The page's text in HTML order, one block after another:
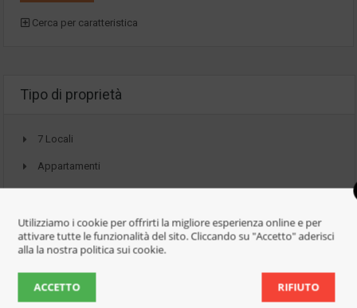
Cerca per caratteristica
Tipo di proprietà
7 Locali
Appartamenti
Monolocali
Quadrilocale
Trilocale
Appartamento Con Ingresso Indipendente
Utilizziamo i cookie per offrirti la migliore esperienza online e per
attivare tutte le funzionalità del sito. Cliccando su "Accetto" aderisci
alla la nostra politica sui cookie.
ACCETTO RIFIUTO